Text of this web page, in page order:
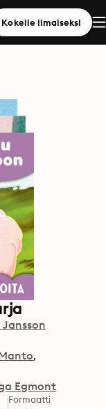
Kokeile ilmaiseksi
Jansson
Egmont
Formaatti